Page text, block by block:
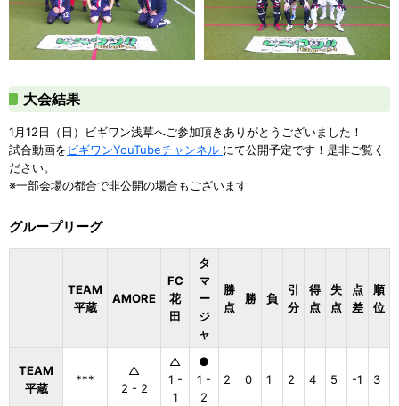
大会結果
1月12日（日）ビギワン浅草へご参加頂きありがとうございました！
試合動画をビギワンYouTubeチャンネル にて公開予定です！是非ご覧く
ださい。
※一部会場の都合で非公開の場合もございます
グループリーグ
TEAM
平蔵
AMORE
FC
花
田
タ
マ
ー
ジ
ャ
勝
点
勝 負
引
分
得
点
失
点
点
差
順
位
TEAM
平蔵
***
△
2 - 2
△
1 -
1
●
1 -
2
2 0 1 2 4 5 -1 3